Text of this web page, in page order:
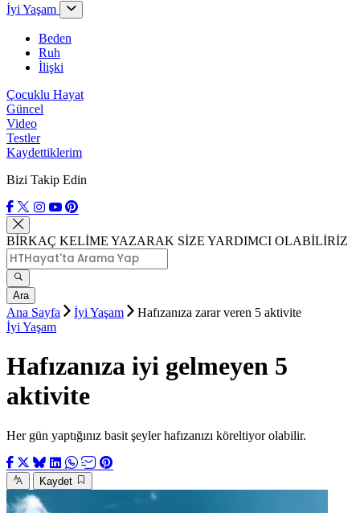
İyi Yaşam
Beden
Ruh
İlişki
Çocuklu Hayat
Güncel
Video
Testler
Kaydettiklerim
Bizi Takip Edin
BİRKAÇ KELİME YAZARAK SİZE YARDIMCI OLABİLİRİZ
Ara
Ana Sayfa İyi Yaşam
Hafızanıza zarar veren 5 aktivite
İyi Yaşam
Hafızanıza iyi gelmeyen 5
aktivite
Her gün yaptığınız basit şeyler hafızanızı köreltiyor olabilir.
Kaydet